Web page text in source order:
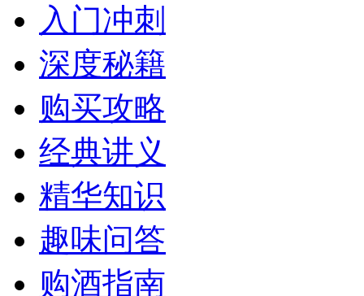
入门冲刺
深度秘籍
购买攻略
经典讲义
精华知识
趣味问答
购酒指南